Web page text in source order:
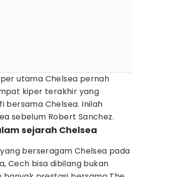
utama Chelsea pernah
kiper terakhir yang
bersama Chelsea. Inilah
sebelum Robert Sanchez.
sejarah Chelsea
berseragam Chelsea pada
Cech bisa dibilang bukan